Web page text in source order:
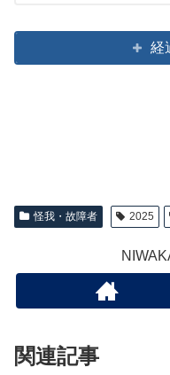
経
怪我・故障者 2025
関連記事